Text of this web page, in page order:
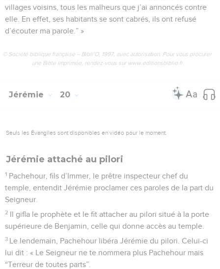
villages voisins, tous les malheurs que j’ai annoncés contre
elle. En effet, ses habitants se sont cabrés, ils ont refusé
d’écouter ma parole.” »
© Société biblique française – Bibli’O, 1997, avec autorisation. Pour vous procurer
une Bible imprimée, rendez-vous sur www.editionsbiblio.fr
Jérémie 20
Seuls les Évangiles sont disponibles en vidéo pour le moment.
Jérémie attaché au pilori
1 Pachehour, fils d’Immer, le prêtre inspecteur chef du
temple, entendit Jérémie proclamer ces paroles de la part du
Seigneur.
2 Il gifla le prophète et le fit attacher au pilori situé à la porte
supérieure de Benjamin, celle qui donne accès au temple.
3 Le lendemain, Pachehour libéra Jérémie du pilori. Celui-ci
lui dit : « Le Seigneur ne te nommera plus Pachehour mais
“Terreur de toutes parts”.